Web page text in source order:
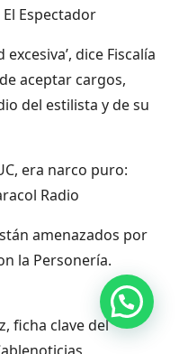
Espectador
dice Fiscalía
aceptar cargos,
del estilista y de su
era narco puro:
Radio
amenazados por
la Personería.
ficha clave del